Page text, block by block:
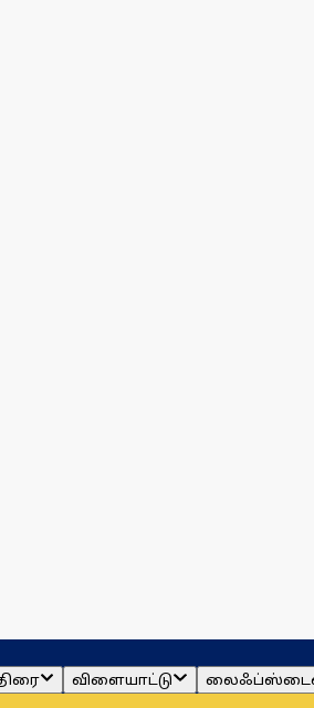
விளையாட்டு